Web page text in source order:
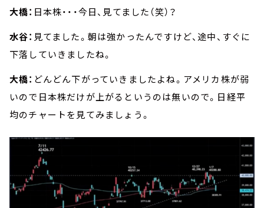
大橋： 日本株・・・今日、見てました（笑）？
水谷： 見てました。朝は強かったんですけど、途中、すぐに
下落していきましたね。
大橋： どんどん下がっていきましたよね。アメリカ株が弱
いので日本株だけが上がるというのは無いので。日経平
均のチャートを見てみましょう。